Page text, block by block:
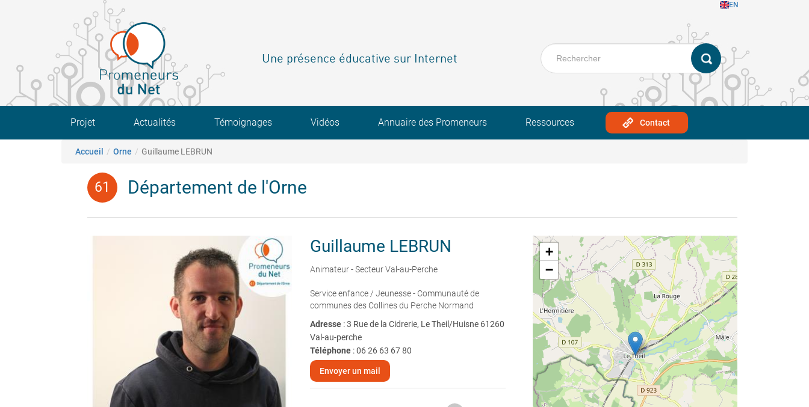
EN
Une présence éducative sur Internet
Main navigation
Projet Actualités Témoignages Vidéos Annuaire des Promeneurs Ressources Contact
Fil d'Ariane
Accueil Orne Guillaume LEBRUN
Département de l'Orne
Guillaume LEBRUN
Animateur - Secteur Val-au-Perche
Service enfance / Jeunesse - Communauté de
communes des Collines du Perche Normand
Adresse : 3 Rue de la Cidrerie, Le Theil/Huisne 61260
Val-au-perche
Téléphone:06 26 63 67 80
Envoyer un mail
+
−